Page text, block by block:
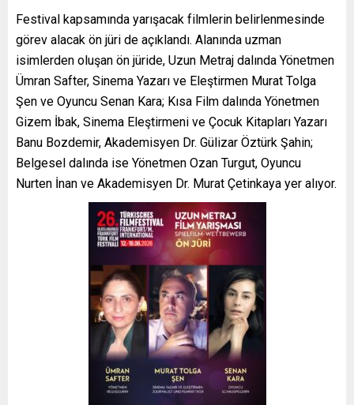
Festival kapsamında yarışacak filmlerin belirlenmesinde
görev alacak ön jüri de açıklandı. Alanında uzman
isimlerden oluşan ön jüride, Uzun Metraj dalında Yönetmen
Ümran Safter, Sinema Yazarı ve Eleştirmen Murat Tolga
Şen ve Oyuncu Senan Kara; Kısa Film dalında Yönetmen
Gizem İbak, Sinema Eleştirmeni ve Çocuk Kitapları Yazarı
Banu Bozdemir, Akademisyen Dr. Gülizar Öztürk Şahin;
Belgesel dalında ise Yönetmen Ozan Turgut, Oyuncu
Nurten İnan ve Akademisyen Dr. Murat Çetinkaya yer alıyor.